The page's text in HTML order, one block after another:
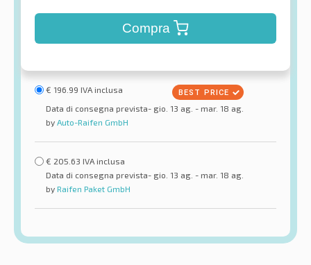
Compra
€ 196.99 IVA inclusa
Data di consegna prevista- gio. 13 ag. - mar. 18 ag.
by Auto-Raifen GmbH
€ 205.63 IVA inclusa
Data di consegna prevista- gio. 13 ag. - mar. 18 ag.
by Raifen Paket GmbH